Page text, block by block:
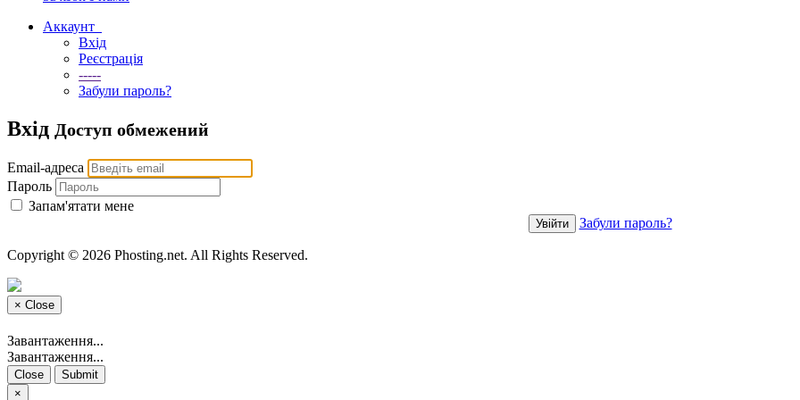
Аккаунт
Вхід
Реєстрація
-----
Забули пароль?
Вхід Доступ обмежений
Email-адреса
Пароль
Запам'ятати мене
Забули пароль?
Copyright © 2026 Phosting.net. All Rights Reserved.
× Close
Завантаження...
Завантаження...
Close
Submit
×